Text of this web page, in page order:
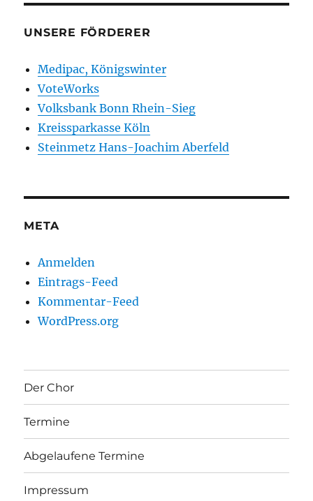
UNSERE FÖRDERER
Medipac, Königswinter
VoteWorks
Volksbank Bonn Rhein-Sieg
Kreissparkasse Köln
Steinmetz Hans-Joachim Aberfeld
META
Anmelden
Eintrags-Feed
Kommentar-Feed
WordPress.org
Der Chor
Termine
Abgelaufene Termine
Impressum